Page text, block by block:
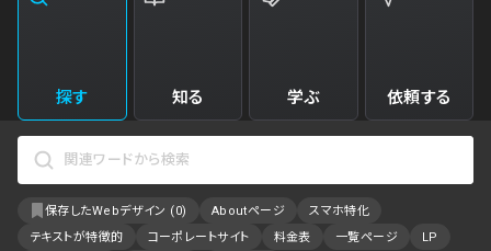
探す 知る 学ぶ 依頼する
保存したWebデザイン (0) Aboutページ
スマホ特化
テキストが特徴的
コーポレートサイト 料金表 一覧ページ
LP
製品・工業・素材
94
IT・システム
88
事業・組織
84
就職・人材サービス
28
インテリア・雑貨
23